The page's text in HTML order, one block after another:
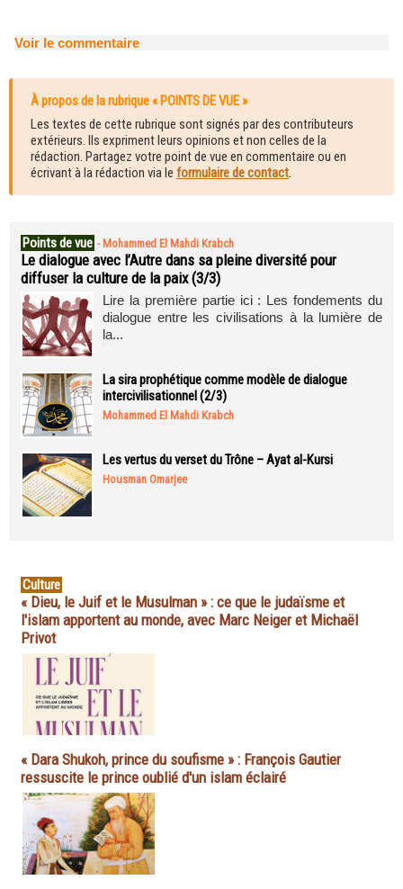
Voir le commentaire
À propos de la rubrique « POINTS DE VUE »
Les textes de cette rubrique sont signés par des contributeurs
extérieurs. Ils expriment leurs opinions et non celles de la
rédaction. Partagez votre point de vue en commentaire ou en
écrivant à la rédaction via le formulaire de contact.
Points de vue - Mohammed El Mahdi Krabch
Le dialogue avec l’Autre dans sa pleine diversité pour
diffuser la culture de la paix (3/3)
Lire la première partie ici : Les fondements du
dialogue entre les civilisations à la lumière de
la...
La sira prophétique comme modèle de dialogue
intercivilisationnel (2/3)
Mohammed El Mahdi Krabch
Les vertus du verset du Trône – Ayat al-Kursi
Housman Omarjee
Culture
« Dieu, le Juif et le Musulman » : ce que le judaïsme et
l'islam apportent au monde, avec Marc Neiger et Michaël
Privot
« Dara Shukoh, prince du soufisme » : François Gautier
ressuscite le prince oublié d'un islam éclairé